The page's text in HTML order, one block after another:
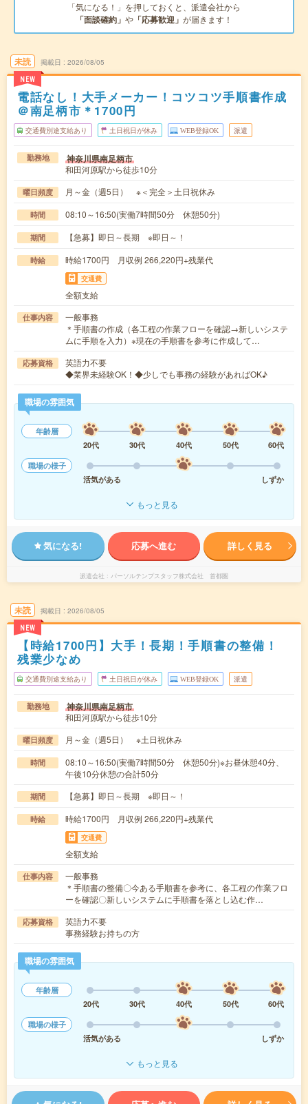
「気になる！」を押しておくと、派遣会社から
「面談確約」 や 「応募歓迎」 が届きます！
未読
NEW
掲載日 2026/08/05
電話なし！大手メーカー！コツコツ手順書作成
＠南足柄市＊1700円
交通費別途支給あり 土日祝日が休み WEB登録OK 派遣
勤務地 神奈川県南足柄市
和田河原駅から徒歩10分
曜日頻度 月～金（週5日） ※＜完全＞土日祝休み
時間 08:10～16:50(実働7時間50分 休憩50分)
期間 【急募】即日～長期 ※即日～！
時給 時給1700円 月収例 266,220円+残業代
交通費
全額支給
仕事内容
一般事務
＊手順書の作成（各工程の作業フローを確認→新しいシステ
ムに手順を入力）※現在の手順書を参考に作成して…
応募資格
英語力不要
◆業界未経験OK！◆少しでも事務の経験があればOK♪
職場の雰囲気
年齢層
20代
30代 40代 50代
60代
職場の様子
活気がある
しずか
もっと見る
気になる! 応募へ進む 詳しく見る
派遣会社 パーソルテンプスタッフ株式会社 首都圏
未読
NEW
掲載日 2026/08/05
【時給1700円】大手！長期！手順書の整備！
残業少なめ
交通費別途支給あり 土日祝日が休み WEB登録OK 派遣
勤務地 神奈川県南足柄市
和田河原駅から徒歩10分
曜日頻度 月～金（週5日） ※土日祝休み
時間
08:10～16:50(実働7時間50分 休憩50分)※お昼休憩40分、
午後10分休憩の合計50分
期間 【急募】即日～長期 ※即日～！
時給 時給1700円 月収例 266,220円+残業代
交通費
全額支給
仕事内容
一般事務
＊手順書の整備〇今ある手順書を参考に、各工程の作業フロ
ーを確認〇新しいシステムに手順書を落とし込む作…
応募資格
英語力不要
事務経験お持ちの方
職場の雰囲気
年齢層
20代
30代 40代 50代
60代
職場の様子
活気がある
しずか
もっと見る